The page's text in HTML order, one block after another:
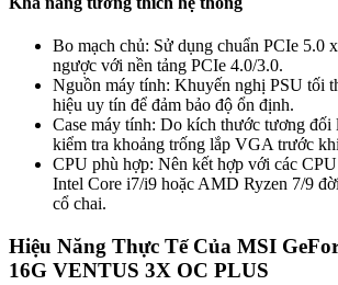
Bo mạch chủ: Sử dụng chuẩn PCIe 5.0
ngược với nền tảng PCIe 4.0/3.0.
Nguồn máy tính: Khuyến nghị PSU tối
hiệu uy tín để đảm bảo độ ổn định.
Case máy tính: Do kích thước tương đối
kiểm tra khoảng trống lắp VGA trước
CPU phù hợp: Nên kết hợp với các
Intel Core i7/i9 hoặc AMD Ryzen 7/9
cổ chai.
Hiệu Năng Thực Tế Của MSI
16G VENTUS 3X OC PLUS